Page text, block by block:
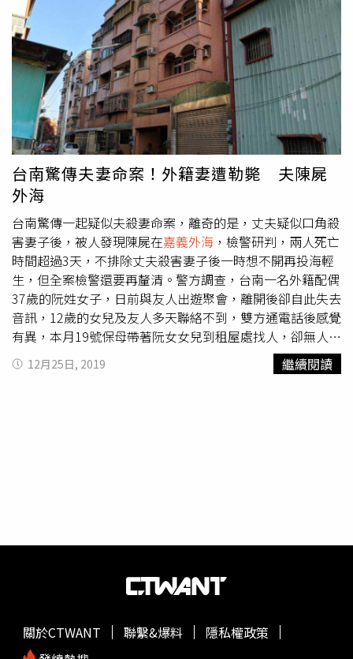
女，約8年前因故離婚，從彰化帶著女兒搬至台南永康從事
美容業，約2年前阮女與小她1歲的陳男結婚，婚後在新營交
流道附近1棟大樓租屋。檢警相驗，發現阮女喉部軟骨骨
折，全身多處瘀青，明顯外力所致死，巧合的是，當發現阮
女倒在主臥室，上半身赤裸，屍體發黑腫脹，已明顯死亡的
當天晚上即傳出，阮女丈夫陳男被人發現陳屍在嘉義布袋出
海口，由於屍體浮腫難以辨認，但依照穿著以及陳男座車在
出海口不遠處，初步確認屍體應為陳男。
台南驚傳夫妻命案！外籍妻遭勒斃 夫陳屍
外海
台南驚傳一起疑似夫殺妻命案，離奇的是，丈夫疑似口角殺
害妻子後，被人發現陳屍在嘉義外海 ，檢警研判，兩人死亡
時間超過3天，不排除丈夫殺害妻子後一時想不開再投海輕
生，但全案檢警還要再釐清。警方調查，台南一名外籍配偶
37歲的阮姓女子，日前與友人出遊聚會，離開後卻自此失去
音訊，12歲的女兒及友人多天聯絡不到，雙方通電話後感覺
有異，本月19號保母帶著阮女女兒到租屋處找人，卻無人應
門，卻聞到屋內似有異味傳出，連忙報警，破門後才發現阮
女陳屍臥室地板，上身赤裸，無明顯外傷，屍體已經腫脹發
系親屬，警方通知她在越南的父母親，2老趕緊湊錢來台，
造成，另外也採集體液，要釐清事發時死者是否有遭下藥或
飲酒，另外死者身上還有瘀傷，但不知是否為遭毆打所致。
受，且留下孫女獨自1人，更為淒涼，孫女在年幼時曾被阮
12月25日, 2019 繼續閱讀
關於CTWANT 聯繫&爆料
隱私權政策